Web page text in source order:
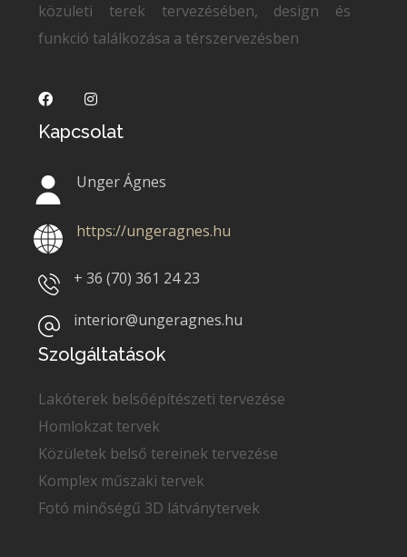
közületi terek tervezésében, design és
funkció találkozása a térszervezésben
Kapcsolat
Unger Ágnes
https://ungeragnes.hu
+ 36 (70)361 24 23
interior@ungeragnes.hu
Szolgáltatások
Lakóterek belsőépítészeti tervezése
Homlokzat tervek
Közületek belső tereinek tervezése
Komplex műszaki tervek
Fotó minőségű 3D látványtervek